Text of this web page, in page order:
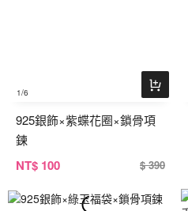
1/6
925銀飾×紫蝶花圈×鎖骨項
鍊
NT$ 100 $ 390